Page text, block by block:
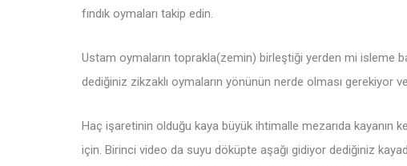
fındık oymaları takip edin.
Ustam oymaların toprakla(zemin) birleştiği yerden mi isleme
dediğiniz zikzaklı oymaların yönünün nerde olması gerekiyor
Haç işaretinin olduğu kaya büyük ihtimalle mezarıda
için. Birinci video da suyu döküpte aşağı gidiyor dediğiniz